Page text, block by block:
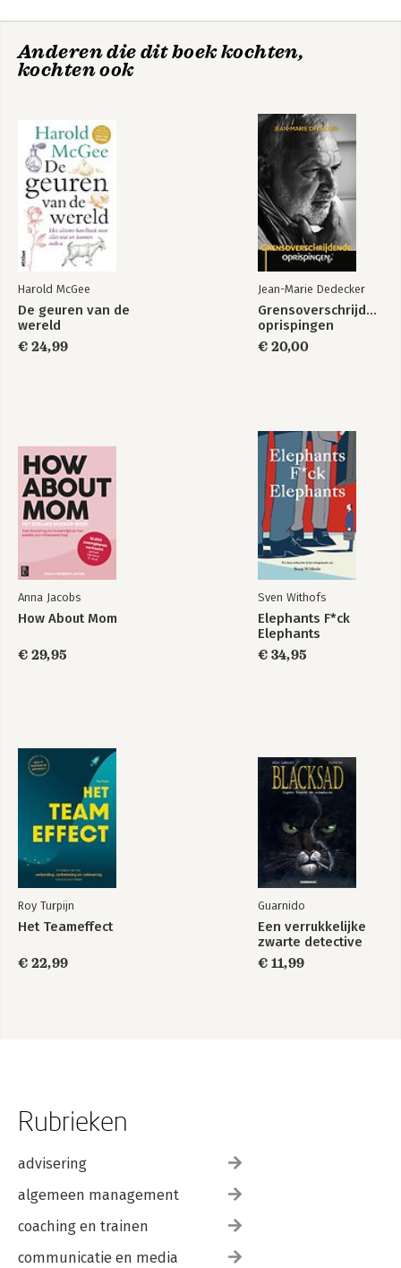
Anderen die dit boek kochten,
kochten ook
Harold McGee
De geuren van de
wereld
€ 24,99
Jean-Marie Dedecker
Grensoverschrijdende
oprispingen
€ 20,00
Anna Jacobs
How About Mom
€ 29,95
Sven Withofs
Elephants F*ck
Elephants
€ 34,95
Roy Turpijn
Het Teameffect
€ 22,99
Guarnido
Een verrukkelijke
zwarte detective
€ 11,99
Rubrieken
advisering
algemeen management
coaching en trainen
communicatie en media